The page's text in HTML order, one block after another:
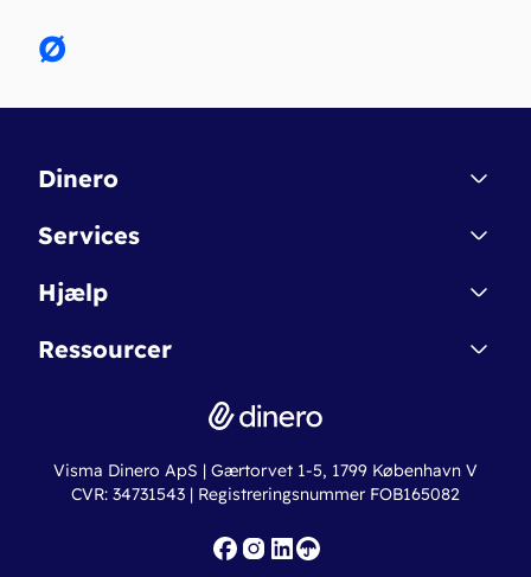
Ø
Dinero
Kontakt
Betingelser & Sikkerhed
Nye funktioner
Services
Dinero Starter
Dinero Pro
Erhvervslån
Fakturaskabeloner
Hjælp
Regnskabsordbogen
Online regnskabskurser
Ressourcer
Ny virksomhed
Iværksætterlegat
Visma Dinero ApS | Gærtorvet 1-5, 1799 København V
CVR: 34731543 | Registreringsnummer FOB165082